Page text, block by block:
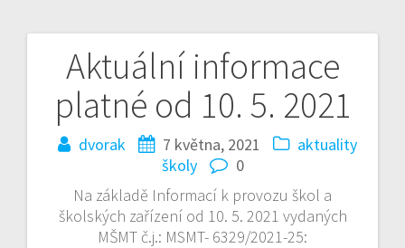
Aktuální informace
platné od 10. 5. 2021
dvorak 7 května, 2021
aktuality
školy
0
Na základě Informací k provozu škol a
školských zařízení od 10. 5. 2021 vydaných
MŠMT č.j.: MSMT- 6329/2021-25:
Navigace
pro
příspěvek